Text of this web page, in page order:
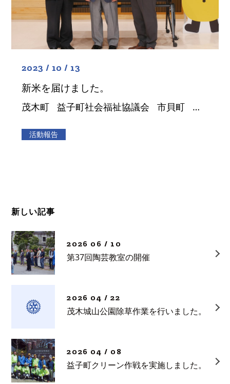
2023 / 10 / 13
新米を届けました。
茂木町 益子町社会福祉協議会 市貝町 稲刈り体験で収穫した新米は事前に、益子・茂木・市貝の社会福祉協議会に３０キロを２０袋をそれぞれに届けました。 １０月１３日（金）改めて、３町 […]
活動報告
新しい記事
2026 06 / 10
第37回陶芸教室の開催
2026 04 / 22
茂木城山公園除草作業を行いました。
2026 04 / 08
益子町クリーン作戦を実施しました。